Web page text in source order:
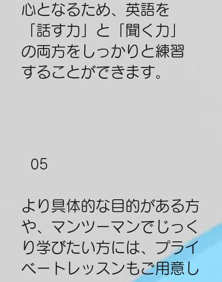
心となるため、英語を
「話す力」と「聞く力」
の両方をしっかりと練習
することができます。
05
より具体的な目的がある方
や、マンツーマンでじっく
り学びたい方には、プライ
ベートレッスンもご用意し